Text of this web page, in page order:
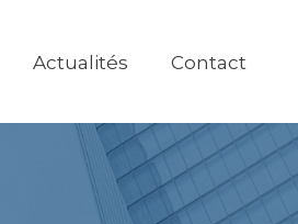
Actualités Contact